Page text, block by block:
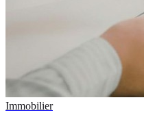
Immobilier